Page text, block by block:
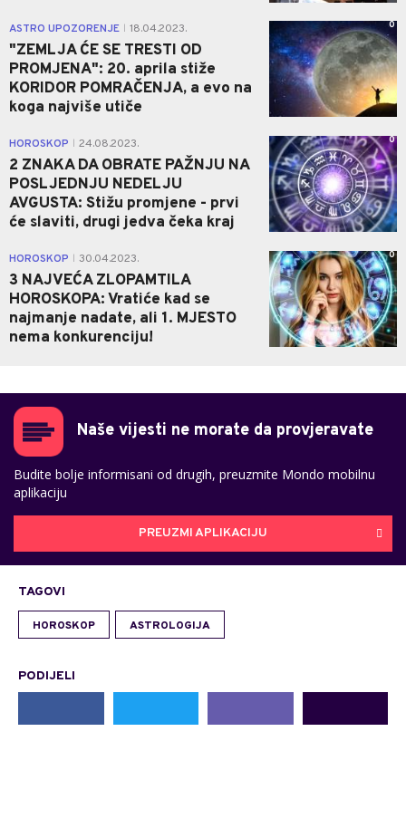
ASTRO UPOZORENJE 18.04.2023.
"ZEMLJA ĆE SE TRESTI OD
PROMJENA": 20. aprila stiže
KORIDOR POMRAČENJA, a evo na
koga najviše utiče
0
HOROSKOP 24.08.2023.
2 ZNAKA DA OBRATE PAŽNJU NA
POSLJEDNJU NEDELJU
AVGUSTA: Stižu promjene - prvi
će slaviti, drugi jedva čeka kraj
0
HOROSKOP 30.04.2023.
3 NAJVEĆA ZLOPAMTILA
HOROSKOPA: Vratiće kad se
najmanje nadate, ali 1. MJESTO
nema konkurenciju!
0
Naše vijesti ne morate da provjeravate
Budite bolje informisani od drugih, preuzmite Mondo mobilnu
aplikaciju
PREUZMI APLIKACIJU
TAGOVI
HOROSKOP ASTROLOGIJA
PODIJELI